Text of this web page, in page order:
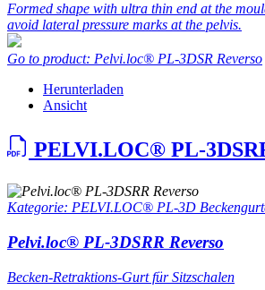
Formed shape with ultra thin end at the
avoid lateral pressure marks at the pelvis.
Go to product: Pelvi.loc® PL-3DSR Reverso
Herunterladen
Ansicht
PELVI.LOC® PL-
Kategorie: PELVI.LOC® PL-3D
Pelvi.loc® PL-3DSRR Reverso
Becken-Retraktions-Gurt für Sitzschalen